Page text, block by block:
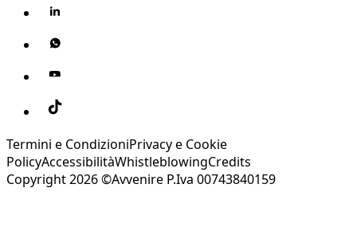
Termini e CondizioniPrivacy e Cookie
PolicyAccessibilitàWhistleblowingCredits
Copyright 2026 ©Avvenire P.Iva 00743840159